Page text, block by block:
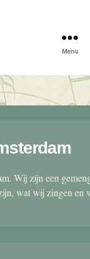
Menu
Wij zijn een
wat wij zingen en